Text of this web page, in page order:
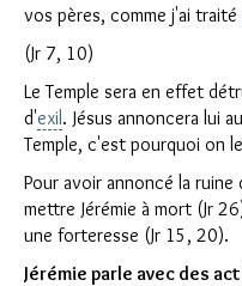
vos pères, comme j'ai traité
(Jr 7, 10)
Le Temple sera en effet
d'exil. Jésus annoncera lui
Temple, c'est pourquoi on
Pour avoir annoncé la ruine
mettre Jérémie à mort (Jr
une forteresse (Jr 15, 20).
Jérémie parle avec des